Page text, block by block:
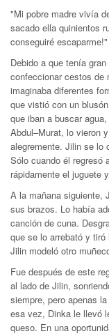
"Mi pobre madre vivía
sacado ella quinientos
conseguiré escaparme!"
Debido a que tenía
confeccionar cestos de
imaginaba diferentes
que vistió con un
que iban a buscar
Abdul–Murat, lo vieron
alegremente. Jilin se lo
Sólo cuando él regresó
rápidamente el juguete
A la mañana siguiente,
sus brazos. Lo había
canción de cuna.
que se lo arrebató y
Jilin modeló otro
Fue después de este
al lado de Jilin,
siempre, pero apenas
esa vez, Dinka le llevó
queso. En una